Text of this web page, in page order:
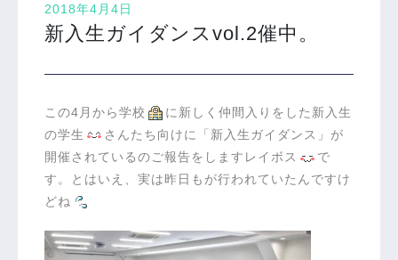
2018年4月4日
新入生ガイダンスvol.2催中。
この4月から学校
に新しく仲間入りをした新入生
の学生
さんたち向けに「新入生ガイダンス」が
開催されているのご報告をしますレイボス
で
す。とはいえ、実は昨日もが行われていたんですけ
どね